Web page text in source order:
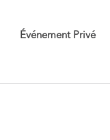
Événement Privé